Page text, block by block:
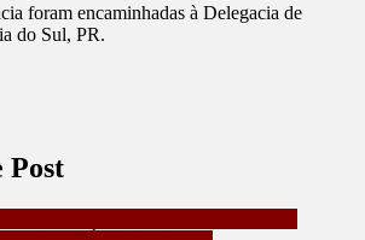
foram encaminhadas à Delegacia de
do Sul, PR.
Post